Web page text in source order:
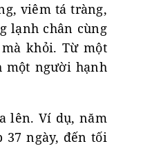
viêm tá tràng,
lạnh chân cùng
khỏi. Từ một
một người hạnh
lên. Ví dụ, năm
ngày, đến tối